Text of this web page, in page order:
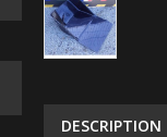
DESCRIPTION